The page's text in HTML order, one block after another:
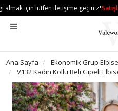
için lütfen iletişime geçiniz•
Ana Sayfa
Ekonomik Grup
V132 Kadın Kollu Beli Gipeli